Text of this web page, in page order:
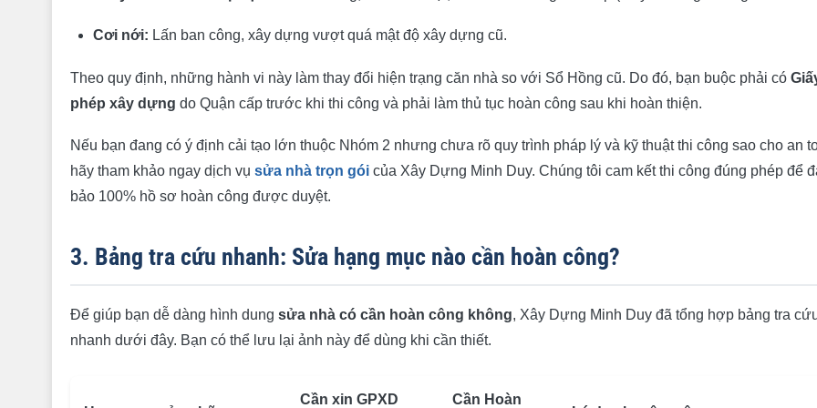
Cơi nới: Lấn ban công, xây dựng vượt quá mật độ xây dựng cũ.
Theo quy định, những hành vi này làm thay đổi hiện trạng căn nhà so với Sổ Hồng cũ. Do đó, bạn buộc phải có
phép xây dựng do Quận cấp trước khi thi công và phải làm thủ tục hoàn công sau khi hoàn thiện.
Nếu bạn đang có ý định cải tạo lớn thuộc Nhóm 2 nhưng chưa rõ quy trình pháp lý và kỹ thuật thi công sao cho an
hãy tham khảo ngay dịch vụ sửa nhà trọn gói của Xây Dựng Minh Duy. Chúng tôi cam kết thi công đúng phép để
bảo 100% hồ sơ hoàn công được duyệt.
3. Bảng tra cứu nhanh: Sửa hạng mục nào cần hoàn công?
Để giúp bạn dễ dàng hình dung sửa nhà có cần hoàn công không, Xây Dựng Minh Duy đã tổng hợp bảng tra
nhanh dưới đây. Bạn có thể lưu lại ảnh này để dùng khi cần thiết.
Cần xin GPXD
Cần Hoàn